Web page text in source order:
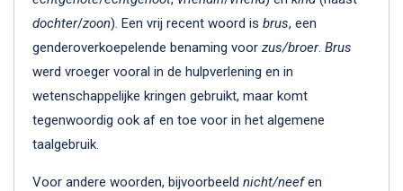
dochter/zoon). Een vrij recent woord is brus, een
genderoverkoepelende benaming voor zus/broer. Brus
werd vroeger vooral in de hulpverlening en in
wetenschappelijke kringen gebruikt, maar komt
tegenwoordig ook af en toe voor in het algemene
taalgebruik.
Voor andere woorden, bijvoorbeeld nicht/neefen